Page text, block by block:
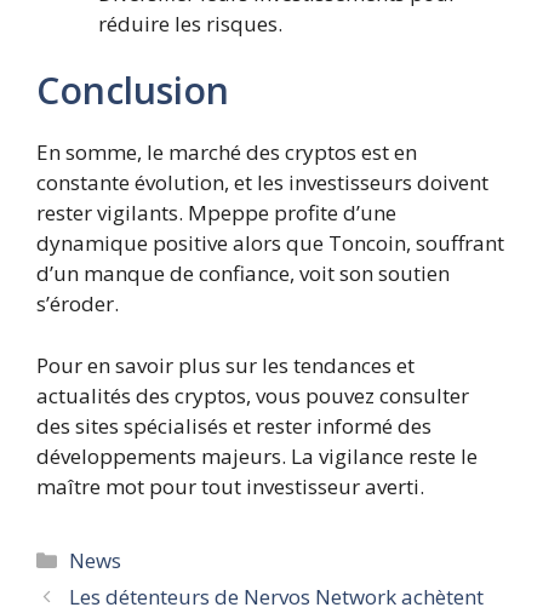
réduire les risques.
Conclusion
En somme, le marché des cryptos est en
constante évolution, et les investisseurs doivent
rester vigilants. Mpeppe profite d’une
dynamique positive alors que Toncoin, souffrant
d’un manque de confiance, voit son soutien
s’éroder.
Pour en savoir plus sur les tendances et
actualités des cryptos, vous pouvez consulter
des sites spécialisés et rester informé des
développements majeurs. La vigilance reste le
maître mot pour tout investisseur averti.
Catégories
News
Les détenteurs de Nervos Network achètent